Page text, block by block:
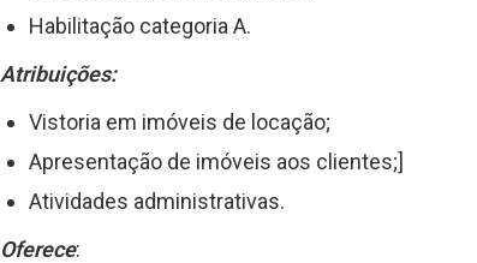
Habilitação categoria A.
Atribuições:
Vistoria em imóveis de locação;
Apresentação de imóveis aos clientes;]
Atividades administrativas.
Oferece: